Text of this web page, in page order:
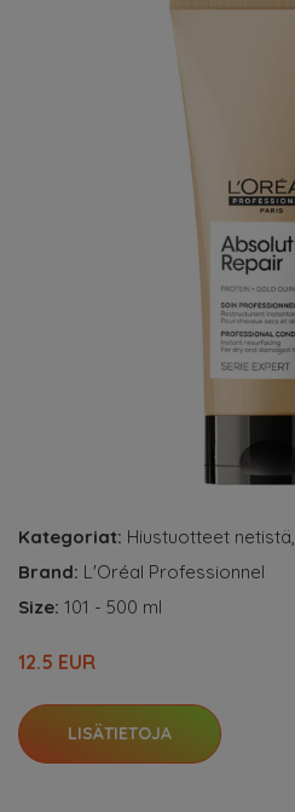
Kategoriat: Hiustuotteet netistä,
Brand: L'Oréal Professionnel
Size: 101 - 500 ml
12.5 EUR
LISÄTIETOJA